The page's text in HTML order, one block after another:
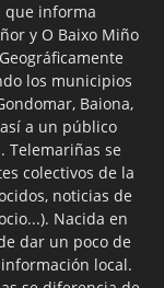
que informa
y O Baixo Miño
los municipios
Baiona,
a un público
Telemariñas se
colectivos de la
noticias de
Nacida en
dar un poco de
local.